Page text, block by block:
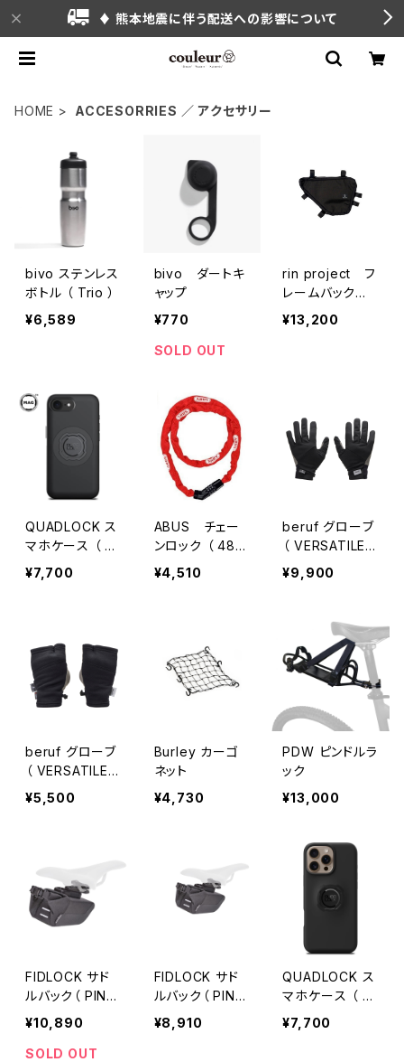
♦ 熊本地震に伴う配送への影響について
HOME ACCESORRIES ／ アクセサリー
bivo ステンレス
ボトル （ Trio ）
¥6,589
bivo ダートキ
ャップ
¥770
SOLD OUT
rin project フ
レームバック （
Tyrell Slant Fr
ame / No.5150
¥13,200
QUADLOCK ス
マホケース （ Q
uad Lock iPho
ne 16e ＆17e /
¥7,700
ABUS チェー
ンロック （ 480
4C/110 ）
¥4,510
beruf グローブ
（ VERSATILE
GLOVE / brf-G
R31 ）
¥9,900
beruf グローブ
（ VERSATILE
CUFF GAITER
/ brf-GR32 ）
¥5,500
Burley カーゴ
ネット
¥4,730
PDW ピンドルラ
ック
¥13,000
FIDLOCK サド
ルバック（ PIN C
LIP SADDLE B
AG SET / Mサ
イズ ）
¥10,890
SOLD OUT
FIDLOCK サド
ルバック（ PIN C
LIP SADDLE B
AG SET / Sサイ
¥8,910
QUADLOCK ス
マホケース （ Q
uad Lock iPho
ne 17 Pro Max
¥7,700